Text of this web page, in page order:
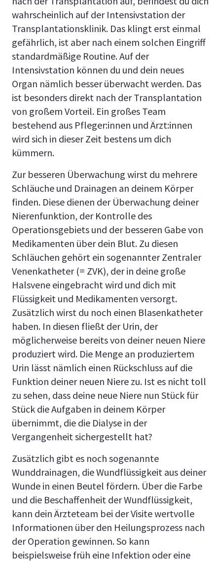
wahrscheinlich auf der Intensivstation der
Transplantationsklinik. Das klingt erst einmal
gefährlich, ist aber nach einem solchen Eingriff
standardmäßige Routine. Auf der
Intensivstation können du und dein neues
Organ nämlich besser überwacht werden. Das
ist besonders direkt nach der Transplantation
von großem Vorteil. Ein großes Team
bestehend aus Pfleger:innen und Ärzt:innen
wird sich in dieser Zeit bestens um dich
kümmern.
Zur besseren Überwachung wirst du mehrere
Schläuche und Drainagen an deinem Körper
finden. Diese dienen der Überwachung deiner
Nierenfunktion, der Kontrolle des
Operationsgebiets und der besseren Gabe von
Medikamenten über dein Blut. Zu diesen
Schläuchen gehört ein sogenannter Zentraler
Venenkatheter (= ZVK), der in deine große
Halsvene eingebracht wird und dich mit
Flüssigkeit und Medikamenten versorgt.
Zusätzlich wirst du noch einen Blasenkatheter
haben. In diesen fließt der Urin, der
möglicherweise bereits von deiner neuen Niere
produziert wird. Die Menge an produziertem
Urin lässt nämlich einen Rückschluss auf die
Funktion deiner neuen Niere zu. Ist es nicht toll
zu sehen, dass deine neue Niere nun Stück für
Stück die Aufgaben in deinem Körper
übernimmt, die die Dialyse in der
Vergangenheit sichergestellt hat?
Zusätzlich gibt es noch sogenannte
Wunddrainagen, die Wundflüssigkeit aus deiner
Wunde in einen Beutel fördern. Über die Farbe
und die Beschaffenheit der Wundflüssigkeit,
kann dein Ärzteteam bei der Visite wertvolle
Informationen über den Heilungsprozess nach
der Operation gewinnen. So kann
beispielsweise früh eine Infektion oder eine